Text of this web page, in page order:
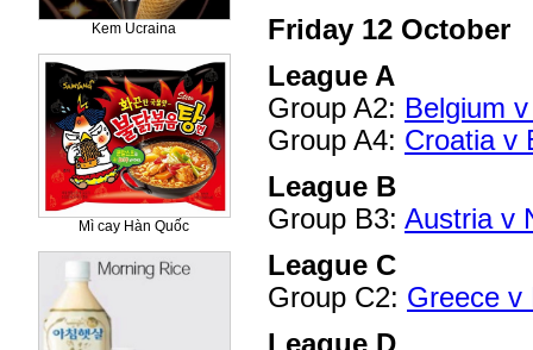
Kem Ucraina
Mì cay Hàn Quốc
Friday 12 October
League A
Group A2: Belgium
Group A4: Croatia v
League B
Group B3: Austria v
League C
Group C2: Greece v
League D